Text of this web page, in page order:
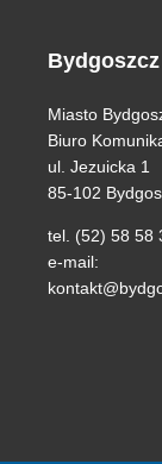
Miasto
Biuro
ul. Jezuicka 1
85-102
tel. (52) 58 58
e-mail: